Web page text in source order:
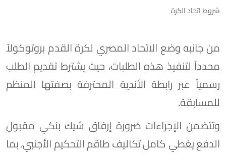
شروط اتحاد الكرة
من جانبه وضع الاتحاد المصري لكرة القدم بروتوكولاً
محدداً لتنفيذ هذه الطلبات، حيث يشترط تقديم الطلب
رسمياً عبر رابطة الأندية المحترفة بصفتها المنظم
للمسابقة.
وتتضمن الإجراءات ضرورة إرفاق شيك بنكي مقبول
الدفع يغطي كامل تكاليف طاقم التحكيم الأجنبي، بما